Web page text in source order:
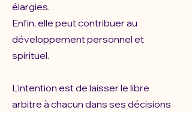
élargies.
Enfin, elle peut contribuer au
développement personnel et
spirituel.
L’intention est de laisser le libre
arbitre à chacun dans ses décisions